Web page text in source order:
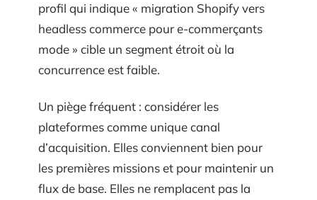
profil qui indique « migration Shopify vers
headless commerce pour e-commerçants
mode » cible un segment étroit où la
concurrence est faible.
Un piège fréquent : considérer les
plateformes comme unique canal
d’acquisition. Elles conviennent bien pour
les premières missions et pour maintenir un
flux de base. Elles ne remplacent pas la